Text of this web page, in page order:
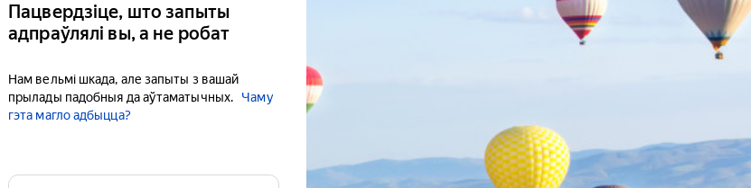
Пацвердзіце, што запыты
адпраўлялі вы, а не робат
Нам вельмі шкада, але запыты з вашай
прылады падобныя да аўтаматычных.
Чаму
гэта магло адбыцца?